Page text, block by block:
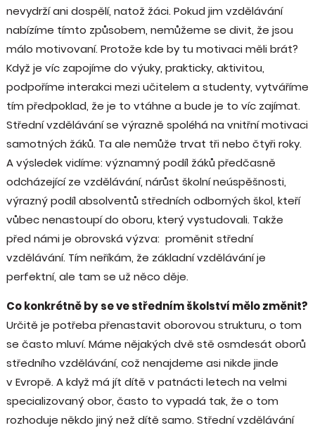
nevydrží ani dospělí, natož žáci. Pokud jim vzdělávání
nabízíme tímto způsobem, nemůžeme se divit, že jsou
málo motivovaní. Protože kde by tu motivaci měli brát?
Když je víc zapojíme do výuky, prakticky, aktivitou,
podpoříme interakci mezi učitelem a studenty, vytváříme
tím předpoklad, že je to vtáhne a bude je to víc zajímat.
Střední vzdělávání se výrazně spoléhá na vnitřní motivaci
samotných žáků. Ta ale nemůže trvat tři nebo čtyři roky.
A výsledek vidíme: významný podíl žáků předčasně
odcházející ze vzdělávání, nárůst školní neúspěšnosti,
výrazný podíl absolventů středních odborných škol, kteří
vůbec nenastoupí do oboru, který vystudovali. Takže
před námi je obrovská výzva: proměnit střední
vzdělávání. Tím neříkám, že základní vzdělávání je
perfektní, ale tam se už něco děje.
Co konkrétně by se ve středním školství mělo změnit?
Určitě je potřeba přenastavit oborovou strukturu, o tom
se často mluví. Máme nějakých dvě stě osmdesát oborů
středního vzdělávání, což nenajdeme asi nikde jinde
v Evropě. A když má jít dítě v patnácti letech na velmi
specializovaný obor, často to vypadá tak, že o tom
rozhoduje někdo jiný než dítě samo. Střední vzdělávání